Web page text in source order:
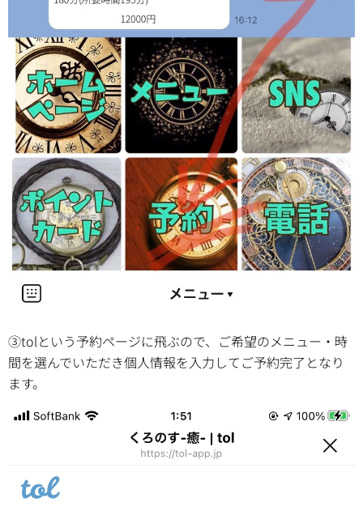
③tolという予約ページに飛ぶので、ご希望のメニュー・時
間を選んでいただき個人情報を入力してご予約完了となり
ます。